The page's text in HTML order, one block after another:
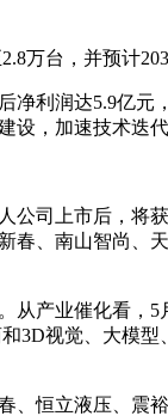
台，并预计
利润达5.9亿元
，加速技术迭代
公司上市后，将
春、南山智尚、
产业催化看，5
3D视觉、大模
、恒立液压、震